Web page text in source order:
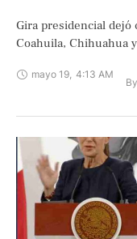
Gira presidencial
Coahuila, Chihuahua y
mayo 19, 4:13 AM
By